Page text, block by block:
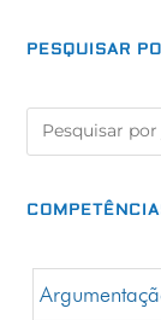
PESQUISAR